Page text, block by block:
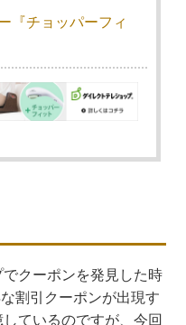
『チョッパーフィ
クーポンを発見した時
割引クーポンが出現す
ているのですが、今回